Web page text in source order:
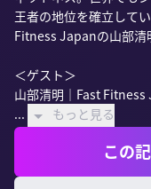
王者の地位を確立して
Fitness Japanの山部清
＜ゲスト＞
山部清明｜Fast Fitness
...
もっと見る
この